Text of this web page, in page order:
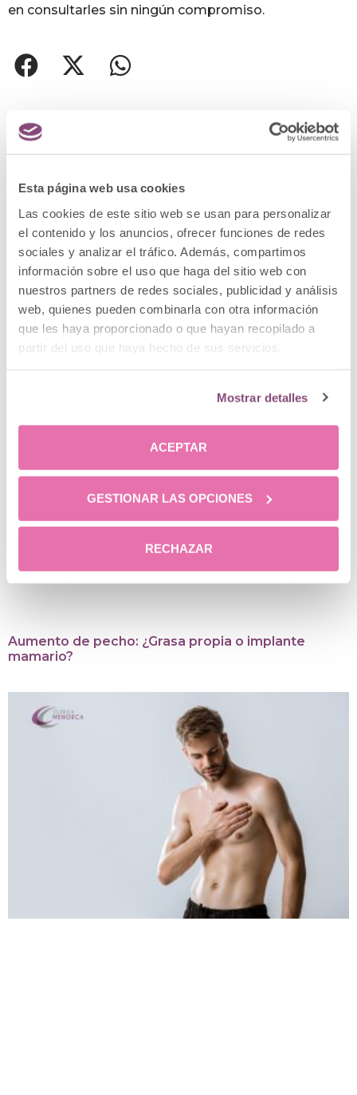
Esta página web usa cookies
Las cookies de este sitio web se usan para personalizar
el contenido y los anuncios, ofrecer funciones de redes
sociales y analizar el tráfico. Además, compartimos
información sobre el uso que haga del sitio web con
nuestros partners de redes sociales, publicidad y análisis
web, quienes pueden combinarla con otra información
que les haya proporcionado o que hayan recopilado a
partir del uso que haya hecho de sus servicios.
Mostrar detalles
ACEPTAR
GESTIONAR LAS OPCIONES
RECHAZAR
en consultarles sin ningún compromiso.
Aumento de pecho: ¿Grasa propia o implante
mamario?